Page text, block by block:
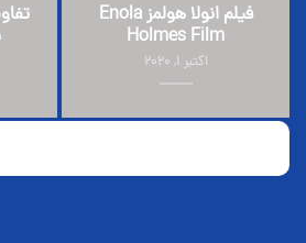
فیلم انولا هولمز Enola
Holmes Film
اکتبر 1, 2020